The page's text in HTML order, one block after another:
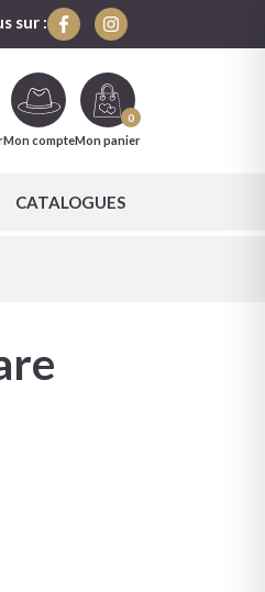
sur :
Mon compte
0
Mon panier
CATALOGUES